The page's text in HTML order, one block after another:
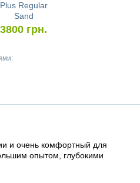
Plus Regular
Sand
3800 грн.
и очень комфортный для
опытом, глубокими